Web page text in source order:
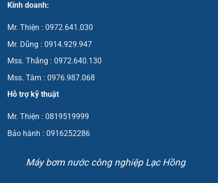
Kinh doanh:
Mr. Thiện : 0972.641.030
Mr. Dũng : 0914.929.947
Mss. Thắng : 0972.640.130
Mss. Tâm : 0976.987.068
Hỗ trợ kỹ thuật
Mr. Thiện : 0819519999
Bảo hành : 0916252286
Máy bơm nước công nghiệp Lạc Hồng